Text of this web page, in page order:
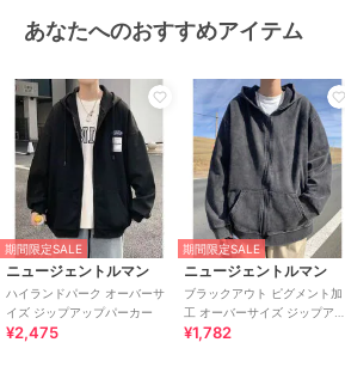
あなたへのおすすめアイテム
期間限定SALE
ニュージェントルマン
ハイランドパーク オーバーサ
イズ ジップアップパーカー
¥2,475
期間限定SALE
ニュージェントルマン
ブラックアウト ピグメント加
工 オーバーサイズ ジップアッ
プパーカー
¥1,782